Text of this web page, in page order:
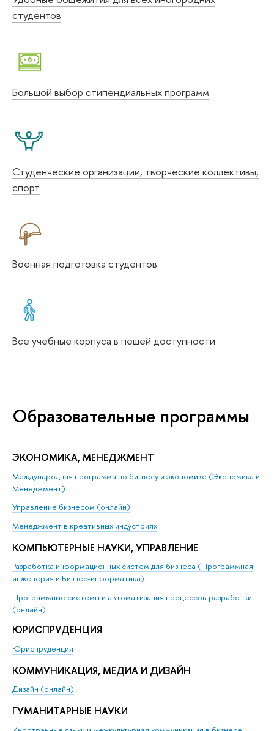
студентов
Большой выбор стипендиальных программ
Студенческие организации, творческие коллективы,
спорт
Военная подготовка студентов
Все учебные корпуса в пешей доступности
Образовательные программы
ЭКОНОМИКА, МЕНЕДЖМЕНТ
Международная программа по бизнесу и экономике (Экономика и
Менеджмент)
Управление бизнесом (онлайн)
Менеджмент в креативных индустриях
КОМПЬЮТЕРНЫЕ НАУКИ, УПРАВЛЕНИЕ
Разработка информационных систем для бизнеса (Программная
инженерия и Бизнес-информатика)
Программные системы и автоматизация процессов разработки
(онлайн)
ЮРИСПРУДЕНЦИЯ
Юриспруденция
КОММУНИКАЦИЯ, МЕДИА И ДИЗАЙН
Дизайн (онлайн)
ГУМАНИТАРНЫЕ НАУКИ